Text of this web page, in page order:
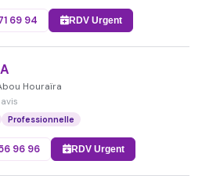
69 94 RDV Urgent
Houraïra
Professionnelle
96 96 RDV Urgent